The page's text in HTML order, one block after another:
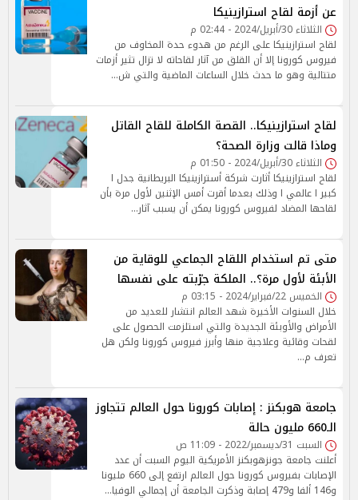
عن أزمة لقاح استرازينيكا
الثلاثاء 30/أبريل/2024 - 02:44 م
لقاح استرازينيكا على الرغم من هدوء حدة المخاوف من
فيروس كورونا إلا أن القلق من آثار لقاحاته لا تزال تثير أزمات
متتالية وهو ما حدث خلال الساعات الماضية والتي ش…
لقاح استرازينيكا.. القصة الكاملة للقاح القاتل
وماذا قالت وزارة الصحة؟
الثلاثاء 30/أبريل/2024 - 01:50 م
لقاح استرازينيكا أثارت شركة أسترازينيكا البريطانية جدل ا
كبير ا عالمي ا وذلك بعدما أقرت أمس الإثنين لأول مرة بأن
لقاحها المضاد لفيروس كورونا يمكن أن يسبب آثار…
متى تم استخدام اللقاح الجماعي للوقاية من
الأبئة لأول مرة؟.. الملكة جرّبته على نفسها
الخميس 22/فبراير/2024 - 03:15 م
خلال السنوات الأخيرة شهد العالم انتشار للعديد من
الأمراض والأوبئة الجديدة والتي استلزمت الحصول على
لقحات وقائية وعلاجية منها وأبرز فيروس كورونا ولكن هل
تعرف م…
جامعة هوبكنز : إصابات كورونا حول العالم تتجاوز
الـ660 مليون حالة
السبت 31/ديسمبر/2022 - 11:09 ص
أعلنت جامعة جونزهوبكنز الأمريكية اليوم السبت أن عدد
الإصابات بفيروس كورونا حول العالم ارتفع إلى 660 مليونا
و146 ألفا و479 إصابة وذكرت الجامعة أن إجمالي الوفيا…